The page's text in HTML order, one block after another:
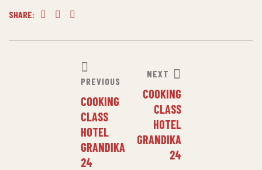
SHARE:
PREVIOUS
COOKING
CLASS
HOTEL
GRANDIKA
24
NEXT
COOKING
CLASS
HOTEL
GRANDIKA
24